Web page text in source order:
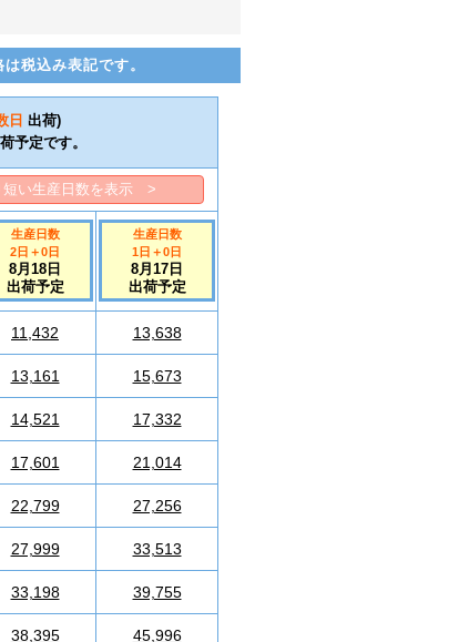
税込み表記です。
日 出荷)
予定です。
短い生産日数を表示 >
生産日数
2日 ＋0日
8月18日
出荷予定
生産日数
1日 ＋0日
8月17日
出荷予定
11,432 13,638
13,161 15,673
14,521 17,332
17,601 21,014
22,799 27,256
27,999 33,513
33,198 39,755
38,395 45,996